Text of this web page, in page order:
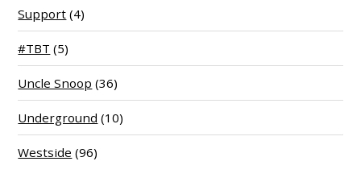
Support (4)
#TBT (5)
Uncle Snoop (36)
Underground (10)
Westside (96)